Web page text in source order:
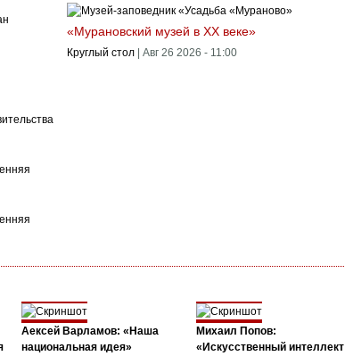
«Мурановский музей в XX веке»
Круглый стол Авг 26 2026 - 11:00
Аексей Варламов: «Наша
национальная идея»
Михаил Попов:
«Искусственный интеллект